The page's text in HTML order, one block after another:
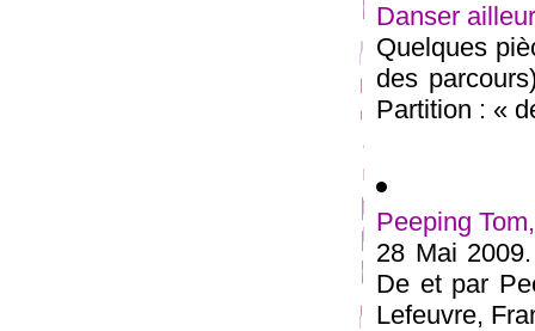
Danser
Quelques
des
Partition : «
Peeping
28 Mai
De et par
Lefeuvre,